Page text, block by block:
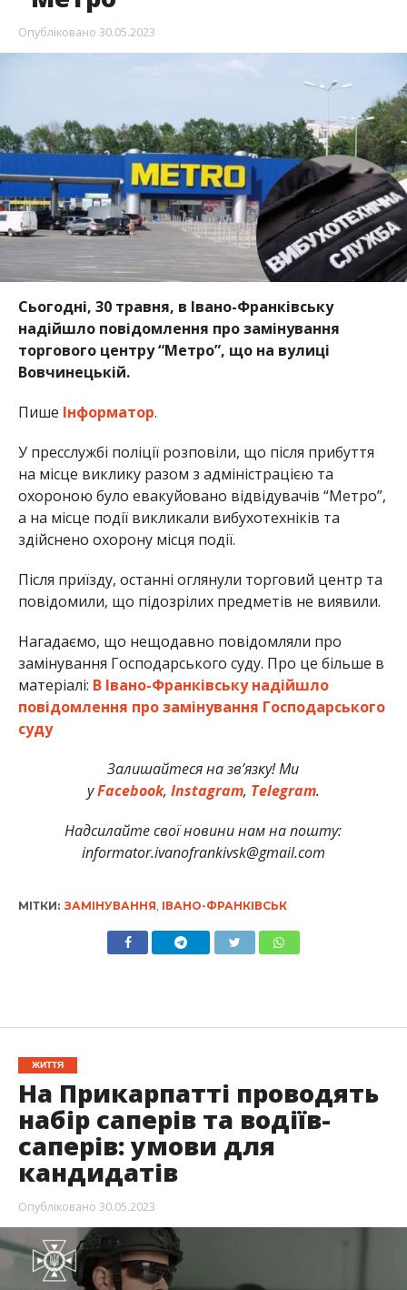
Опубліковано 30.05.2023
Сьогодні, 30 травня, в Івано-Франківську
надійшло повідомлення про замінування
торгового центру “Метро”, що на вулиці
Вовчинецькій.
Пише Інформатор.
У пресслужбі поліції розповіли, що після прибуття
на місце виклику разом з адміністрацією та
охороною було евакуйовано відвідувачів “Метро”,
а на місце події викликали вибухотехніків та
здійснено охорону місця події.
Після приїзду, останні оглянули торговий центр та
повідомили, що підозрілих предметів не виявили.
Нагадаємо, що нещодавно повідомляли про
замінування Господарського суду. Про це більше в
матеріалі: В Івано-Франківську надійшло
повідомлення про замінування Господарського
суду
Залишайтеся на зв’язку! Ми
уFacebook, Instagram, Telegram.
Надсилайте свої новини нам на пошту:
informator.ivanofrankivsk@gmail.com
МІТКИ: ЗАМІНУВАННЯ ІВАНО-ФРАНКІВСЬК
ЖИТТЯ
На Прикарпатті проводять
набір саперів та водіїв-
саперів: умови для
кандидатів
Опубліковано 30.05.2023